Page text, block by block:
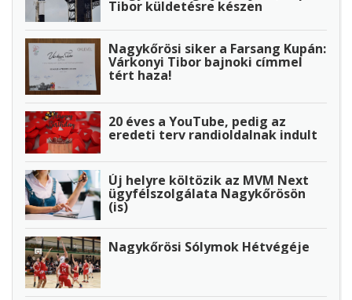
Tibor küldetésre készen
Nagykőrösi siker a Farsang Kupán:
Várkonyi Tibor bajnoki címmel
tért haza!
20 éves a YouTube, pedig az
eredeti terv randioldalnak indult
Új helyre költözik az MVM Next
ügyfélszolgálata Nagykőrösön
(is)
Nagykőrösi Sólymok Hétvégéje